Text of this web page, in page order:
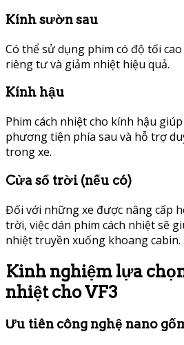
Kính sườn sau
Có thể sử dụng phim có độ tối
riêng tư và giảm nhiệt hiệu quả.
Kính hậu
Phim cách nhiệt cho kính hậu
phương tiện phía sau và hỗ trợ
trong xe.
Cửa sổ trời (nếu có)
Đối với những xe được nâng cấp
trời, việc dán phim cách nhiệt sẽ
nhiệt truyền xuống khoang cabin.
Kinh nghiệm lựa
nhiệt cho VF3
Ưu tiên công nghệ nano